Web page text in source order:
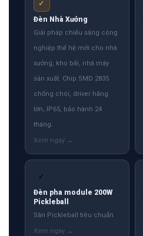
✓
Đèn Nhà Xưởng
Giải pháp chiếu sáng công
nghiệp thế hệ mới cho nhà
xưởng, kho bãi, nhà máy
sản xuất. Chip SMD 2835
chống chói, driver hãng
lớn, IP65, bảo hành 24
tháng.
✓
Đèn pha module 200W
Pickleball
Sân Pickleball tiêu chuẩn